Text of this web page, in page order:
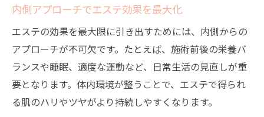
内側アプローチでエステ効果を最大化
エステの効果を最大限に引き出すためには、内側からの
アプローチが不可欠です。たとえば、施術前後の栄養バ
ランスや睡眠、適度な運動など、日常生活の見直しが重
要となります。体内環境が整うことで、エステで得られ
る肌のハリやツヤがより持続しやすくなります。